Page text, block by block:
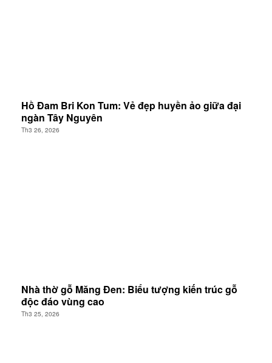
Hồ Đam Bri Kon Tum: Vẻ đẹp huyền ảo giữa đại
ngàn Tây Nguyên
Th3 26, 2026
Nhà thờ gỗ Măng Đen: Biểu tượng kiến trúc gỗ
độc đáo vùng cao
Th3 25, 2026